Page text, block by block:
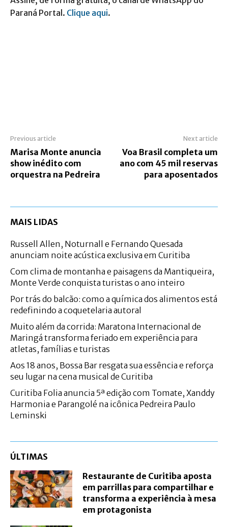
Paraná Portal. Clique aqui.
Previous article
Marisa Monte anuncia
show inédito com
orquestra na Pedreira
Next article
Voa Brasil completa um
ano com 45 mil reservas
para aposentados
MAIS LIDAS
Russell Allen, Noturnall e Fernando Quesada
anunciam noite acústica exclusiva em Curitiba
Com clima de montanha e paisagens da Mantiqueira,
Monte Verde conquista turistas o ano inteiro
Por trás do balcão: como a química dos alimentos está
redefinindo a coquetelaria autoral
Muito além da corrida: Maratona Internacional de
Maringá transforma feriado em experiência para
atletas, famílias e turistas
Aos 18 anos, Bossa Bar resgata sua essência e reforça
seu lugar na cena musical de Curitiba
Curitiba Folia anuncia 5ª edição com Tomate, Xanddy
Harmonia e Parangolé na icônica Pedreira Paulo
Leminski
ÚLTIMAS
Restaurante de Curitiba aposta
em parrillas para compartilhar e
transforma a experiência à mesa
em protagonista